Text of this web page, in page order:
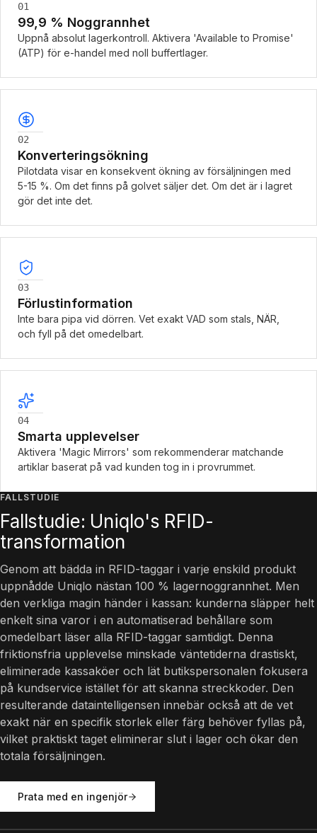
01
99,9 % Noggrannhet
Uppnå absolut lagerkontroll. Aktivera 'Available to Promise'
(ATP) för e-handel med noll buffertlager.
02
Konverteringsökning
Pilotdata visar en konsekvent ökning av försäljningen med
5-15 %. Om det finns på golvet säljer det. Om det är i lagret
gör det inte det.
03
Förlustinformation
Inte bara pipa vid dörren. Vet exakt VAD som stals, NÄR,
och fyll på det omedelbart.
04
Smarta upplevelser
Aktivera 'Magic Mirrors' som rekommenderar matchande
artiklar baserat på vad kunden tog in i provrummet.
FALLSTUDIE
Fallstudie: Uniqlo's RFID-
transformation
Genom att bädda in RFID-taggar i varje enskild produkt
uppnådde Uniqlo nästan 100 % lagernoggrannhet. Men
den verkliga magin händer i kassan: kunderna släpper helt
enkelt sina varor i en automatiserad behållare som
omedelbart läser alla RFID-taggar samtidigt. Denna
friktionsfria upplevelse minskade väntetiderna drastiskt,
eliminerade kassaköer och lät butikspersonalen fokusera
på kundservice istället för att skanna streckkoder. Den
resulterande dataintelligensen innebär också att de vet
exakt när en specifik storlek eller färg behöver fyllas på,
vilket praktiskt taget eliminerar slut i lager och ökar den
totala försäljningen.
Prata med en ingenjör